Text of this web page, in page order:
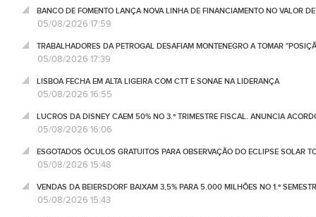
BANCO DE FOMENTO LANÇA NOVA LINHA DE FINANCIAMENTO NO VALOR
05/08/2026 17:59
TRABALHADORES DA PETROGAL DESAFIAM MONTENEGRO A TOMAR
05/08/2026 17:39
LISBOA FECHA EM ALTA LIGEIRA COM CTT E SONAE NA LIDERANÇA
05/08/2026 16:55
LUCROS DA DISNEY CAEM 50% NO 3.º TRIMESTRE FISCAL. ANUNCIA
05/08/2026 16:06
ESGOTADOS ÓCULOS GRATUITOS PARA OBSERVAÇÃO DO ECLIPSE SOLAR
05/08/2026 15:48
VENDAS DA BEIERSDORF BAIXAM 3,5% PARA 5.000 MILHÕES NO 1.º
05/08/2026 15:43